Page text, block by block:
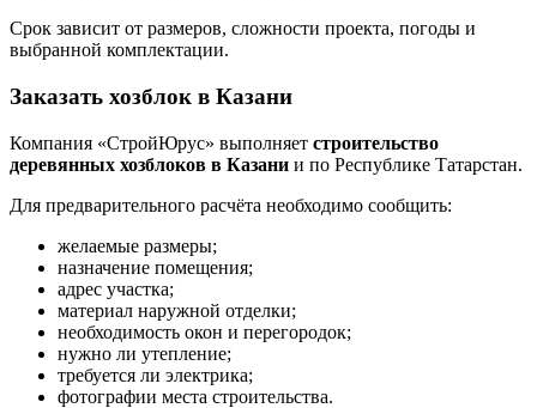
Срок зависит от размеров, сложности проекта, погоды и
выбранной комплектации.
Заказать хозблок в Казани
Компания «СтройЮрус» выполняет строительство
деревянных хозблоков в Казани и по Республике Татарстан.
Для предварительного расчёта необходимо сообщить:
желаемые размеры;
назначение помещения;
адрес участка;
материал наружной отделки;
необходимость окон и перегородок;
нужно ли утепление;
требуется ли электрика;
фотографии места строительства.